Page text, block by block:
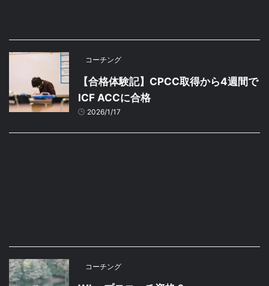
コーチング
【合格体験記】CPCC取得から4週間で
ICF ACCに合格
2026/1/17
コーチング